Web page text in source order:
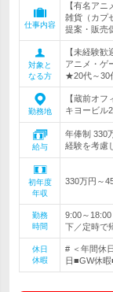
仕事内容
【有名ア
雑貨（カプ
提案・販売
対象と
なる方
【未経験
アニメ・ゲ
★20代～30
勤務地
【蔵前オ
キヨービ
給与
年俸制 330
経験を考慮
初年度
年収
330万円～
勤務
時間
9:00～
下／定時で
休日
休暇
# ＜年間休
日■GW休